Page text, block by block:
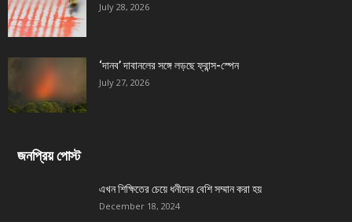
July 28, 2026
‘দানব’ দাবানলের সঙ্গে লড়ছে ফ্রান্স-স্পেন
July 27, 2026
জনপ্রিয় পোস্ট
এখন শিক্ষিতের চেয়ে ধনীদের বেশি সম্মান করা হয়
December 18, 2024